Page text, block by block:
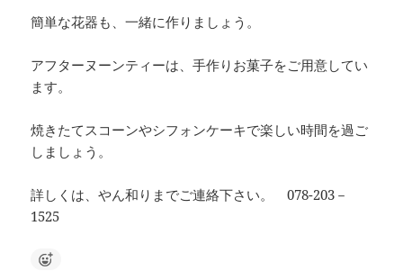
簡単な花器も、一緒に作りましょう。
アフターヌーンティーは、手作りお菓子をご用意してい
ます。
焼きたてスコーンやシフォンケーキで楽しい時間を過ご
しましょう。
詳しくは、やん和りまでご連絡下さい。 078-203－
1525